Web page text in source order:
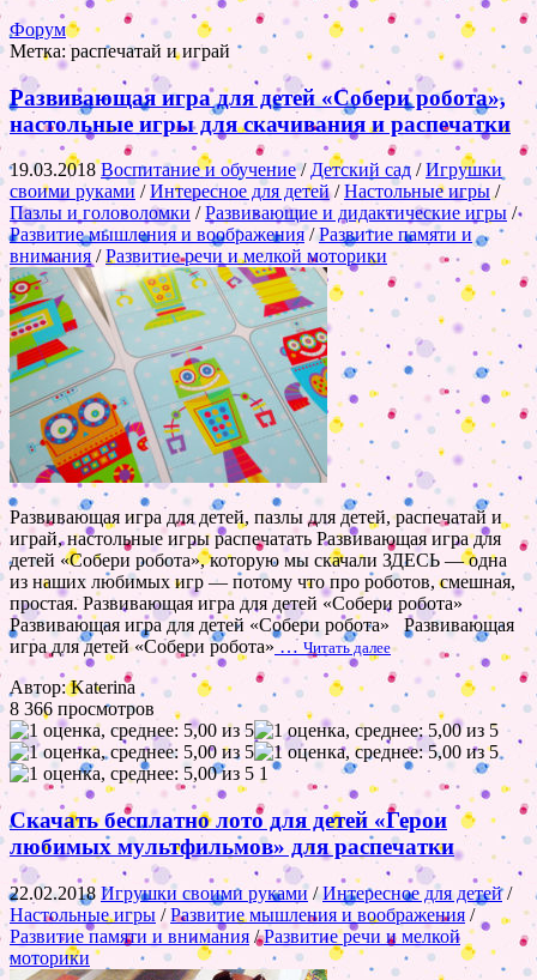
Форум
Метка:распечатай и играй
Развивающая игра для детей «Собери робота»,
настольные игры для скачивания и распечатки
19.03.2018Воспитание и обучение/Детский сад /Игрушки
своими руками /Интересное для детей/Настольные игры/
Пазлы и головоломки /Развивающие и дидактические игры /
Развитие мышления и воображения/Развитие памяти и
внимания /Развитие речи и мелкой моторики
Развивающая игра для детей, пазлы для детей, распечатай и
играй, настольные игры распечатать Развивающая игра для
детей «Собери робота», которую мы скачали ЗДЕСЬ — одна
из наших любимых игр — потому что про роботов, смешная,
простая. Развивающая игра для детей «Собери робота»
Развивающая игра для детей «Собери робота» Развивающая
игра для детей «Собери робота»… Читать далее
Автор: Katerina
8 366 просмотров
1
Скачать бесплатно лото для детей «Герои
любимых мультфильмов» для распечатки
22.02.2018 Игрушки своими руками /Интересное для детей/
Настольные игры /Развитие мышления и воображения /
Развитие памяти и внимания /Развитие речи и мелкой
моторики